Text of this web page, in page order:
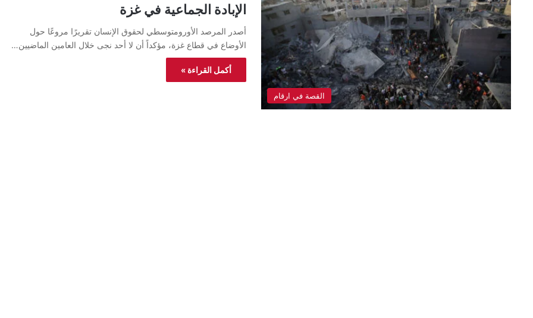
القصة في ارقام
الإبادة الجماعية في غزة
أصدر المرصد الأورومتوسطي لحقوق الإنسان تقريرًا مروعًا حول
الأوضاع في قطاع غزة، مؤكداً أن لا أحد نجى خلال العامين الماضيين…
أكمل القراءة »